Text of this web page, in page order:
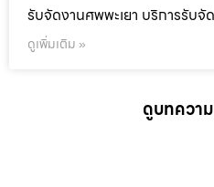
รับจัดงานศพพะเยา บริการรับ
ดูเพิ่มเติม »
ดูบทควา